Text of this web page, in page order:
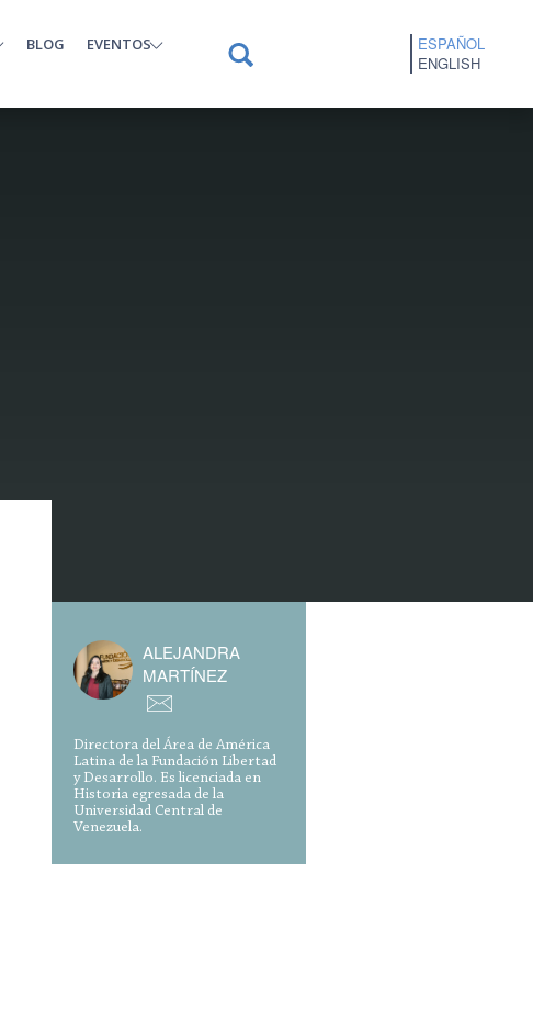
BLOG EVENTOS
ESPAÑOL
ENGLISH
ALEJANDRA
MARTÍNEZ
Directora del Área de América
Latina de la Fundación Libertad
y Desarrollo. Es licenciada en
Historia egresada de la
Universidad Central de
Venezuela.